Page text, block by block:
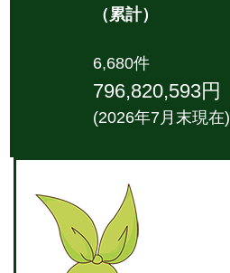
（累計）
6,680件
796,820,593円
(2026年7月末現在)